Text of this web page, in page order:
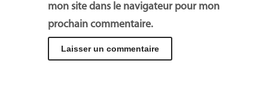
mon site dans le navigateur pour mon
prochain commentaire.